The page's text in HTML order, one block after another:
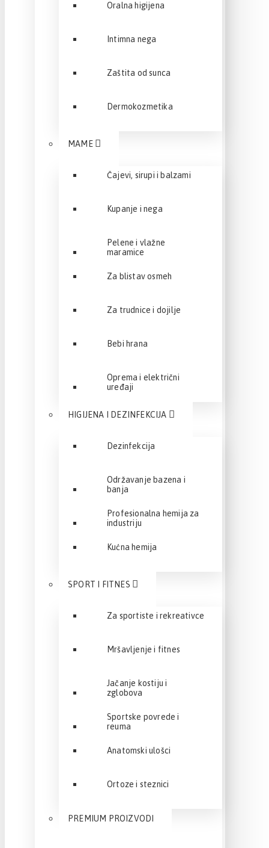
Oralna higijena
Intimna nega
Zaštita od sunca
Dermokozmetika
MAME
Čajevi, sirupi i balzami
Kupanje i nega
Pelene i vlažne
maramice
Za blistav osmeh
Za trudnice i dojilje
Bebi hrana
Oprema i električni
uređaji
HIGIJENA I DEZINFEKCIJA
Dezinfekcija
Održavanje bazena i
banja
Profesionalna hemija za
industriju
Kućna hemija
SPORT I FITNES
Za sportiste i rekreativce
Mršavljenje i fitnes
Jačanje kostiju i
zglobova
Sportske povrede i
reuma
Anatomski ulošci
Ortoze i steznici
PREMIUM PROIZVODI